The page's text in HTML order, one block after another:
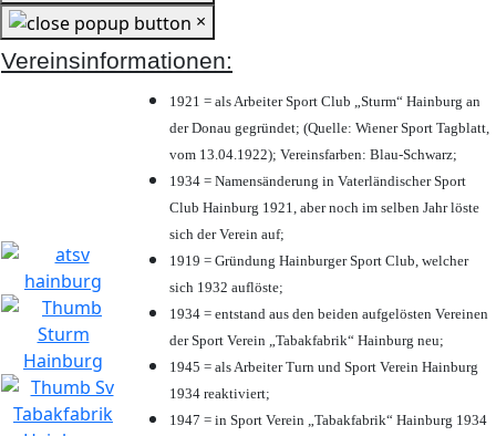
×
Vereinsinformationen:
1921 = als Arbeiter Sport Club „Sturm“ Hainburg an
der Donau gegründet; (Quelle: Wiener Sport Tagblatt,
vom 13.04.1922); Vereinsfarben: Blau-Schwarz;
1934 = Namensänderung in Vaterländischer Sport
Club Hainburg 1921, aber noch im selben Jahr löste
sich der Verein auf;
1919 = Gründung Hainburger Sport Club, welcher
sich 1932 auflöste;
1934 = entstand aus den beiden aufgelösten Vereinen
der Sport Verein „Tabakfabrik“ Hainburg neu;
1945 = als Arbeiter Turn und Sport Verein Hainburg
1934 reaktiviert;
1947 = in Sport Verein „Tabakfabrik“ Hainburg 1934